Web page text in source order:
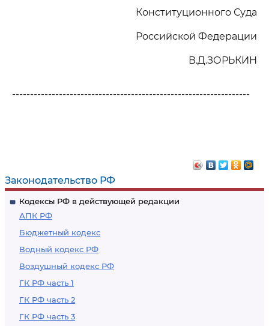
Законодательство РФ
Кодексы РФ в действующей редакции
АПК РФ
Бюджетный кодекс
Водный кодекс РФ
Воздушный кодекс РФ
ГК РФ часть 1
ГК РФ часть 2
ГК РФ часть 3
Конституционного Суда
Российской Федерации
В.Д.ЗОРЬКИН
------------------------------------------------------------------